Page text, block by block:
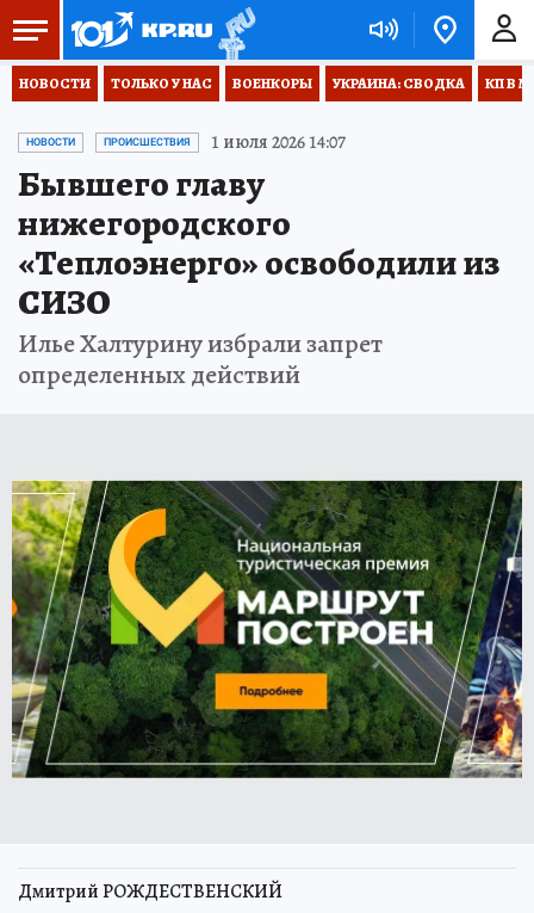
НОВОСТИ ТОЛЬКО У НАС ВОЕНКОРЫ УКРАИНА: СВОДКА КП В
НОВОСТИ ПРОИСШЕСТВИЯ 1 июля 2026 14:07
Бывшего главу
нижегородского
«Теплоэнерго» освободили из
СИЗО
Илье Халтурину избрали запрет
определенных действий
Дмитрий РОЖДЕСТВЕНСКИЙ